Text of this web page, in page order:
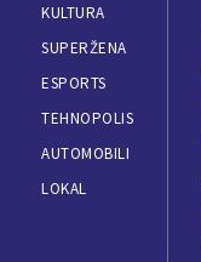
KULTURA
SUPERŽENA
ESPORTS
TEHNOPOLIS
AUTOMOBILI
LOKAL